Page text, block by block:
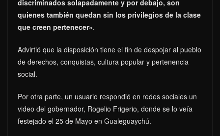
discriminados solapadamente y por debajo, son
quienes también quedan sin los privilegios de la clase
que creen pertenecer».
Advirtió que la disposición tiene el fin de despojar al pueblo
de derechos, conquistas, cultura popular y pertenencia
social.
Por otra parte, un usuario respondió en redes sociales un
video del gobernador, Rogelio Frigerio, donde se lo veía
festejado el 25 de Mayo en Gualeguaychú.